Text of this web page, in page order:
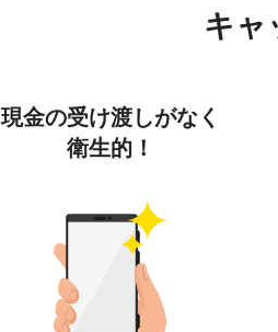
キャ
現金の受け渡しがなく
衛生的！